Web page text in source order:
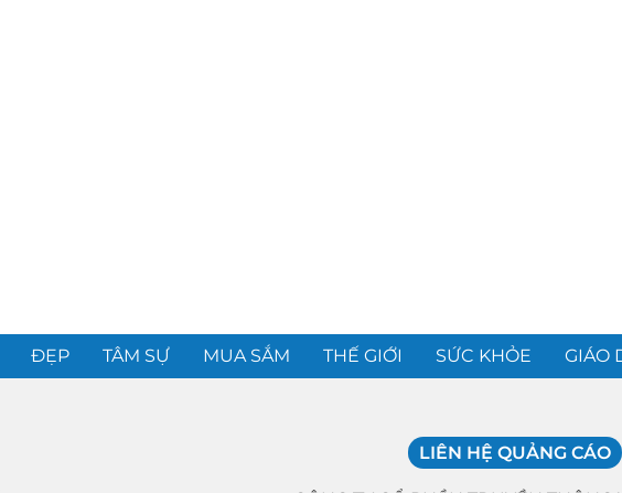
ĐẸP TÂM SỰ MUA SẮM THẾ GIỚI SỨC KHỎE GIÁO
LIÊN HỆ QUẢNG CÁO